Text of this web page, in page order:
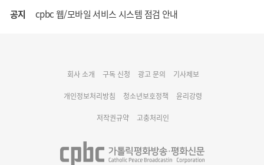
공지 cpbc 웹/모바일 서비스 시스템 점검 안내
명동 미디어큐브 & 1898 미디어월 공모전 수상작 발표
회사 소개 구독 신청 광고 문의 기사제보
개인정보처리방침 청소년보호정책 윤리강령
저작권규약 고충처리인